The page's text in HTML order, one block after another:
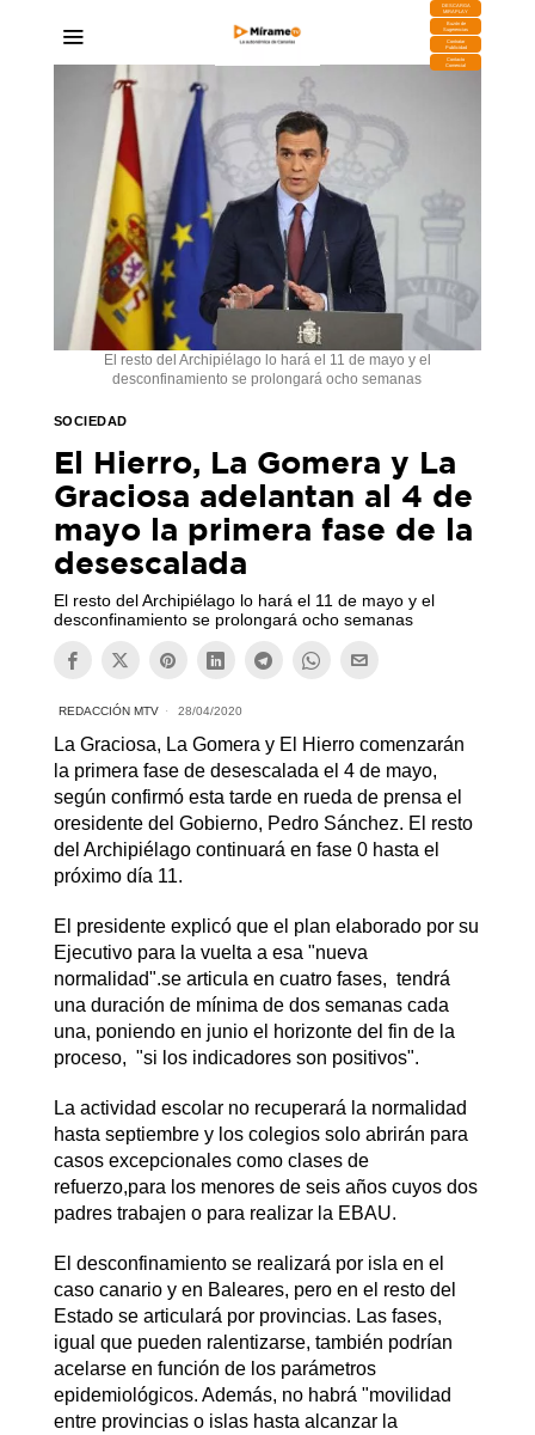
DESCARGA
MIRAPLAY
Buzón de
Sugerencias
Contratar
Publicidad
Contacto
Comercial
El resto del Archipiélago lo hará el 11 de mayo y el
desconfinamiento se prolongará ocho semanas
SOCIEDAD
El Hierro, La Gomera y La
Graciosa adelantan al 4 de
mayo la primera fase de la
desescalada
El resto del Archipiélago lo hará el 11 de mayo y el
desconfinamiento se prolongará ocho semanas
REDACCIÓN MTV 28/04/2020
La Graciosa, La Gomera y El Hierro comenzarán
la primera fase de desescalada el 4 de mayo,
según confirmó esta tarde en rueda de prensa el
oresidente del Gobierno, Pedro Sánchez. El resto
del Archipiélago continuará en fase 0 hasta el
próximo día 11.
El presidente explicó que el plan elaborado por su
Ejecutivo para la vuelta a esa "nueva
normalidad".se articula en cuatro fases, tendrá
una duración de mínima de dos semanas cada
una, poniendo en junio el horizonte del fin de la
proceso, "si los indicadores son positivos".
La actividad escolar no recuperará la normalidad
hasta septiembre y los colegios solo abrirán para
casos excepcionales como clases de
refuerzo,para los menores de seis años cuyos dos
padres trabajen o para realizar la EBAU.
El desconfinamiento se realizará por isla en el
caso canario y en Baleares, pero en el resto del
Estado se articulará por provincias. Las fases,
igual que pueden ralentizarse, también podrían
acelarse en función de los parámetros
epidemiológicos. Además, no habrá "movilidad
entre provincias o islas hasta alcanzar la